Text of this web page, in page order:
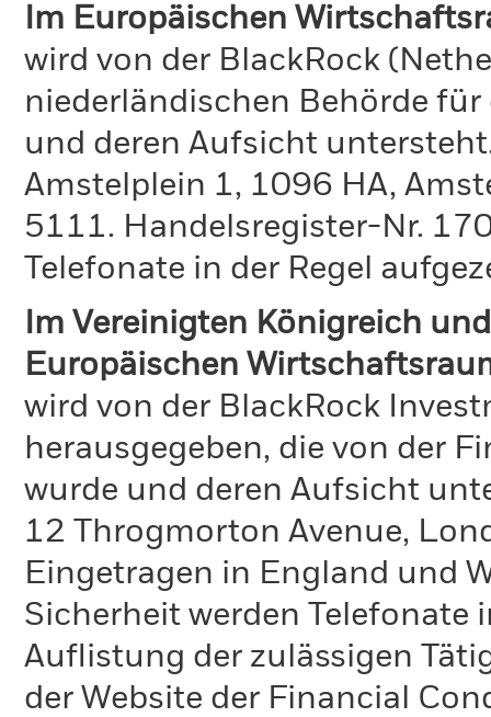
Im Europäischen
wird von der BlackRock
niederländischen Behörde
und deren Aufsicht
Amstelplein 1, 1096 HA,
5111. Handelsregister-Nr.
Telefonate in der Regel
Im Vereinigten Königreich
Europäischen
wird von der BlackRock
herausgegeben, die von der
wurde und deren Aufsicht
12 Throgmorton Avenue,
Eingetragen in England und
Sicherheit werden Telefonate
Auflistung der zulässigen
der Website der Financial